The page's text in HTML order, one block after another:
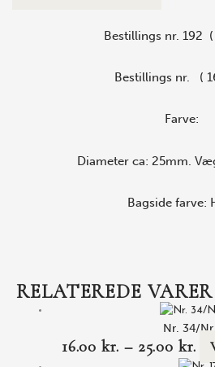
Bestillings nr. 192
Bestillings nr. (
Farve:
Diameter ca: 25mm.
Bagside farve:
RELATEREDE VARER
Nr. 34/
16.00kr. – 25.00kr.